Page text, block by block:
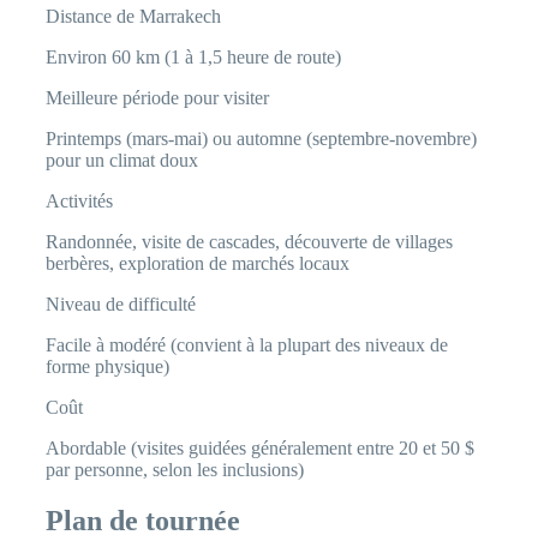
Distance de Marrakech
Environ 60 km (1 à 1,5 heure de route)
Meilleure période pour visiter
Printemps (mars-mai) ou automne (septembre-novembre)
pour un climat doux
Activités
Randonnée, visite de cascades, découverte de villages
berbères, exploration de marchés locaux
Niveau de difficulté
Facile à modéré (convient à la plupart des niveaux de
forme physique)
Coût
Abordable (visites guidées généralement entre 20 et 50 $
par personne, selon les inclusions)
Plan de tournée